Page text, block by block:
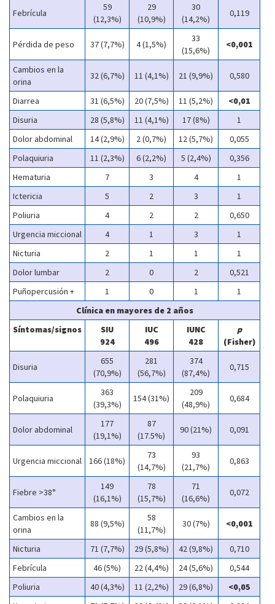
Febrícula
59
(12,3%)
29
(10,9%)
30
(14,2%)
0,119
Pérdida de peso 37 (7,7%) 4 (1,5%)
33
(15,6%)
<0,001
Cambios en la
orina
32 (6,7%) 11 (4,1%) 21 (9,9%) 0,580
Diarrea 31 (6,5%) 20 (7,5%) 11 (5,2%)
<0,01
Disuria
28 (5,8%) 11 (4,1%) 17 (8%)
1
Dolor abdominal
14 (2,9%) 2 (0,7%) 12 (5,7%)
0,055
Polaquiuria
11 (2,3%) 6 (2,2%) 5 (2,4%)
0,356
Hematuria
7 3 4
1
Ictericia
5 2 3
1
Poliuria
4 2 2
0,650
Urgencia miccional
4 1 3
1
Nicturia
2 1 1
1
Dolor lumbar
2 0 2
0,521
Puñopercusión +
1 0 1
1
Clínica en mayores de 2 años
Síntomas/signos
SIU
924
IUC
496
IUNC
428
p
(Fisher)
Disuria
655
(70,9%)
281
(56,7%)
374
(87,4%)
0,715
Polaquiuria
363
(39,3%)
154 (31%)
209
(48,9%)
0,684
Dolor abdominal
177
(19,1%)
87
(17.5%)
90 (21%) 0,091
Urgencia miccional 166 (18%)
73
(14,7%)
93
(21,7%)
0,863
Fiebre >38°
149
(16,1%)
78
(15,7%)
71
(16,6%)
0,072
Cambios en la
orina
88 (9,5%)
58
(11,7%)
30 (7%) <0,001
Nicturia 71 (7,7%) 29 (5,8%) 42 (9,8%)
0,710
Febrícula
46 (5%) 22 (4,4%) 24 (5,6%)
0,544
Poliuria
40 (4,3%) 11 (2,2%) 29 (6,8%)
<0,05